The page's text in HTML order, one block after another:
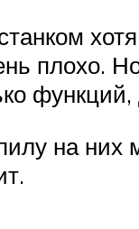
плохо.
на них